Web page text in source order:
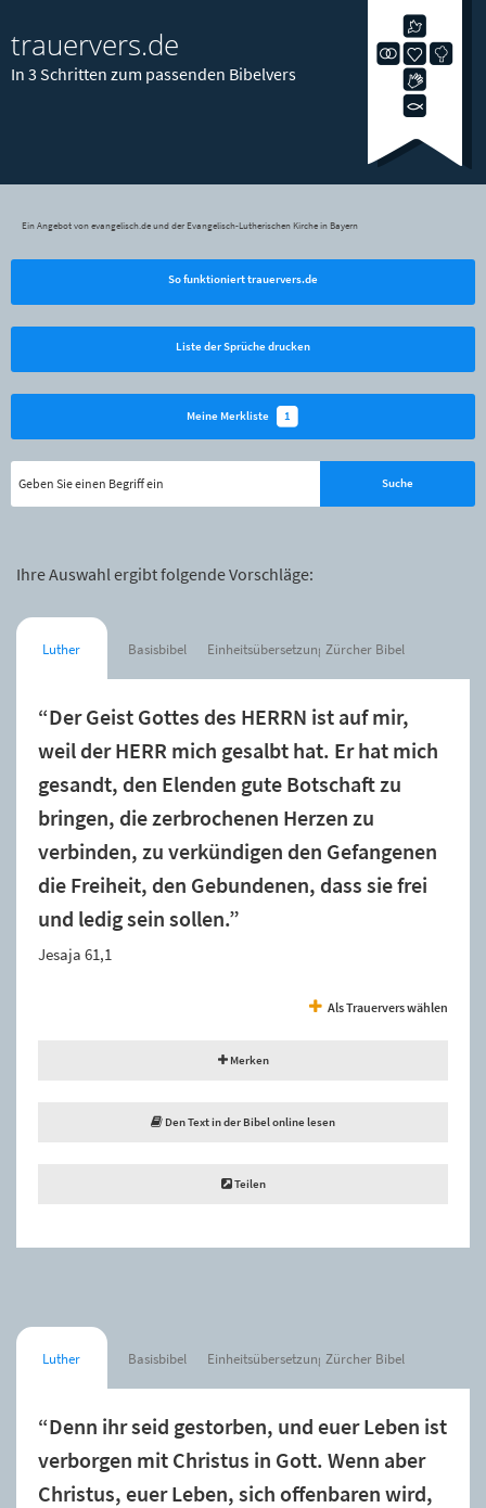
trauervers.de
In 3 Schritten zum passenden Bibelvers
Ein Angebot von evangelisch.de und der Evangelisch-Lutherischen Kirche in Bayern
So funktioniert trauervers.de
Liste der Sprüche drucken
Meine Merkliste 1
Ihre Auswahl ergibt folgende Vorschläge:
Luther Basisbibel Einheitsübersetzung Zürcher Bibel
“Der Geist Gottes des HERRN ist auf mir,
weil der HERR mich gesalbt hat. Er hat mich
gesandt, den Elenden gute Botschaft zu
bringen, die zerbrochenen Herzen zu
verbinden, zu verkündigen den Gefangenen
die Freiheit, den Gebundenen, dass sie frei
und ledig sein sollen.”
Jesaja 61,1
Als Trauervers wählen
Merken
Den Text in der Bibel online lesen
Teilen
Luther Basisbibel Einheitsübersetzung Zürcher Bibel
“Denn ihr seid gestorben, und euer Leben ist
verborgen mit Christus in Gott. Wenn aber
Christus, euer Leben, sich offenbaren wird,